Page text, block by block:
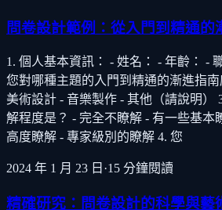
問卷設計範例：從入門到精通的
1. 個人基本資訊： - 姓名： - 年齡： -
您對哪種主題的入門到精通的漸進指
美術設計 - 音樂製作 - 其他（請說明）
解程度是？ - 完全不瞭解 - 有一些基本
高度瞭解 - 專家級別的瞭解 4. 您
2024 年 1 月 23 日 ·15 分鐘閱讀
精確研究：問卷設計的科學與藝